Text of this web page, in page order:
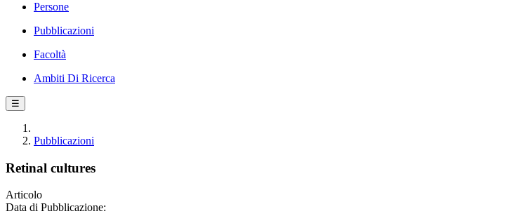
Persone
Pubblicazioni
Facoltà
Ambiti Di Ricerca
☰
Pubblicazioni
Retinal cultures
Articolo
Data di Pubblicazione: